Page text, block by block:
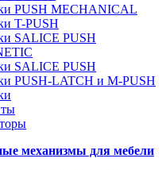
PUSH MECHANICAL
T-PUSH
SALICE PUSH
SALICE PUSH
PUSH-LATCH и M-PUSH
механизмы для мебели